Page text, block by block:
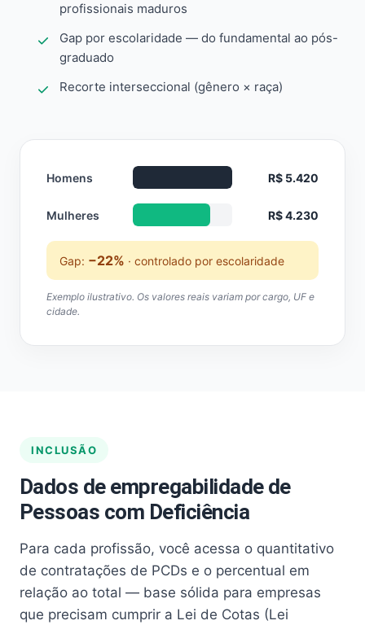
profissionais maduros
Gap por escolaridade — do fundamental ao pós-
graduado
Recorte interseccional (gênero × raça)
Homens R$ 5.420
Mulheres R$ 4.230
Gap: −22% · controlado por escolaridade
Exemplo ilustrativo. Os valores reais variam por cargo, UF e
cidade.
INCLUSÃO
Dados de empregabilidade de
Pessoas com Deficiência
Para cada profissão, você acessa o quantitativo
de contratações de PCDs e o percentual em
relação ao total — base sólida para empresas
que precisam cumprir a Lei de Cotas (Lei